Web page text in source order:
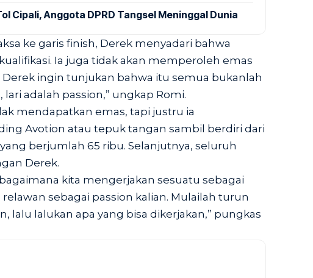
Cipali, Anggota DPRD Tangsel Meninggal Dunia
ke garis finish, Derek menyadari bahwa
Ia juga tidak akan memperoleh emas
Derek ingin tunjukan bahwa itu semua bukanlah
lari adalah passion,” ungkap Romi.
mendapatkan emas, tapi justru ia
Avotion atau tepuk tangan sambil berdiri dari
berjumlah 65 ribu. Selanjutnya, seluruh
Derek.
kita mengerjakan sesuatu sebagai
relawan sebagai passion kalian. Mulailah turun
lalu lalukan apa yang bisa dikerjakan,” pungkas